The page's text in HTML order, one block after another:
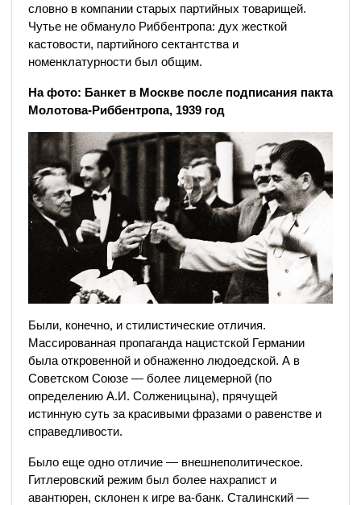
словно в компании старых партийных товарищей.
Чутье не обмануло Риббентропа: дух жесткой
кастовости, партийного сектантства и
номенклатурности был общим.
На фото: Банкет в Москве после подписания пакта
Молотова-Риббентропа, 1939 год
Были, конечно, и стилистические отличия.
Массированная пропаганда нацистской Германии
была откровенной и обнаженно людоедской. А в
Советском Союзе — более лицемерной (по
определению А.И. Солженицына), прячущей
истинную суть за красивыми фразами о равенстве и
справедливости.
Было еще одно отличие — внешнеполитическое.
Гитлеровский режим был более нахрапист и
авантюрен, склонен к игре ва-банк. Сталинский —